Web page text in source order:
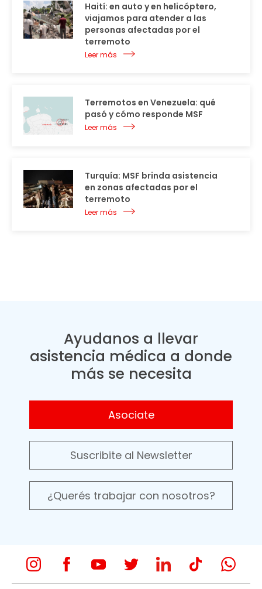
Haití: en auto y en helicóptero,
viajamos para atender a las
personas afectadas por el
terremoto
Leer más
Terremotos en Venezuela: qué
pasó y cómo responde MSF
Leer más
Turquía: MSF brinda asistencia
en zonas afectadas por el
terremoto
Leer más
Ayudanos a llevar
asistencia médica a donde
más se necesita
Asociate
Suscribite al Newsletter
¿Querés trabajar con nosotros?